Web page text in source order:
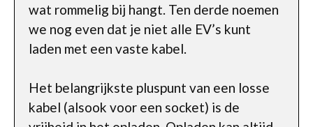
wat rommelig bij hangt. Ten derde noemen
we nog even dat je niet alle EV’s kunt
laden met een vaste kabel.
Het belangrijkste pluspunt van een losse
kabel (alsook voor een socket) is de